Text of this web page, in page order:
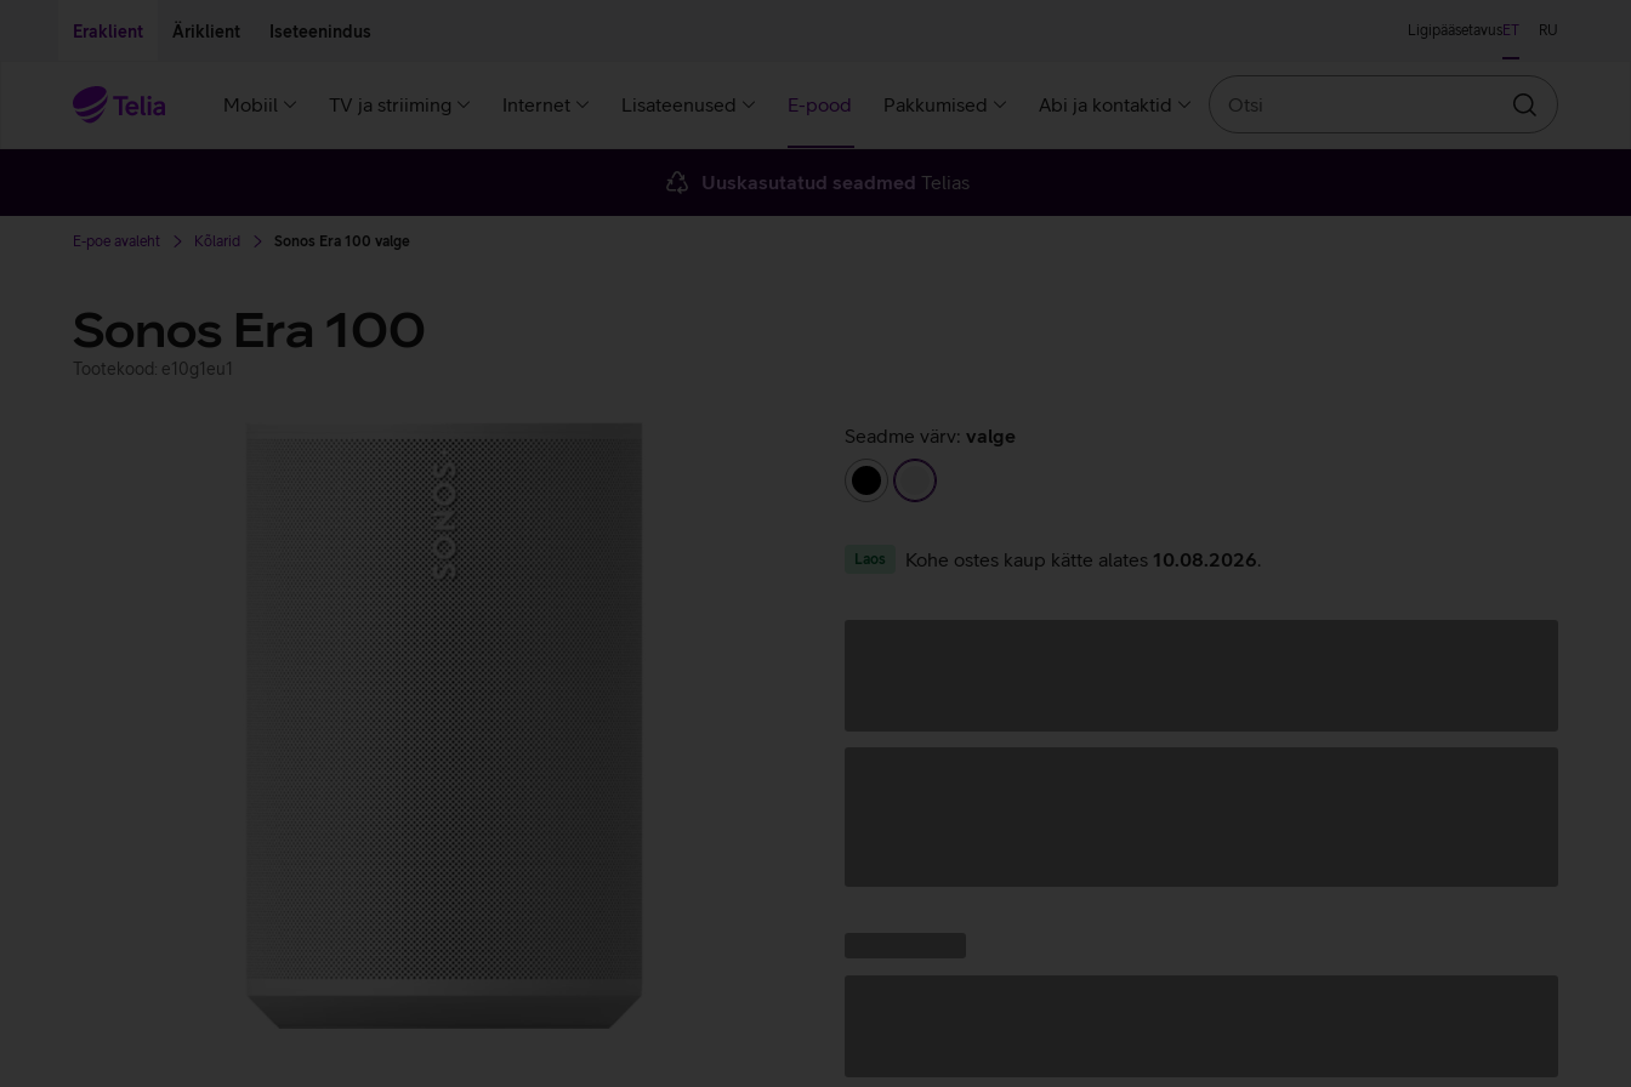
Eraklient Äriklient Iseteenindus LigipääsetavusET RU
Mobiil TV ja striiming Internet Lisateenused E-pood Pakkumised Abi ja kontaktid
Otsin
Uuskasutatud seadmed Telias
E-poe avaleht Kõlarid Sonos Era 100 valge
Sonos Era 100
Tootekood: e10g1eu1
Seadme värv: valge
must
valge
Laos Kohe ostes kaup kätte alates 10.08.2026